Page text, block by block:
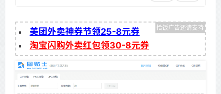
美团外卖神券节领25-8元券
淘宝闪购外卖红包领30-8元券